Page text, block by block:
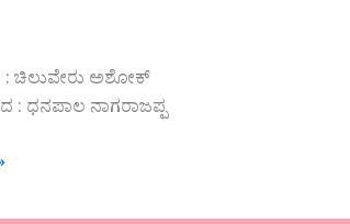
: ಚಿಲುವೇರು ಅಶೋಕ್
: ಧನಪಾಲ‌ ನಾಗರಾಜಪ್ಪ